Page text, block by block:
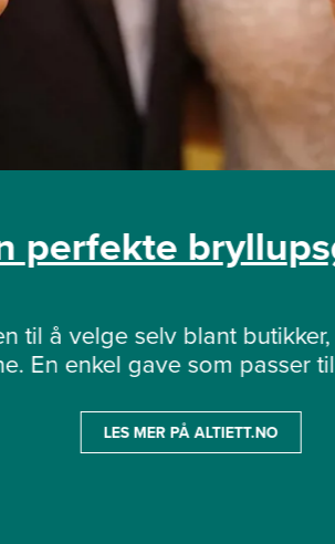
perfekte
til å velge selv blant
En enkel gave som passer
LES MER PÅ ALTIETT.NO